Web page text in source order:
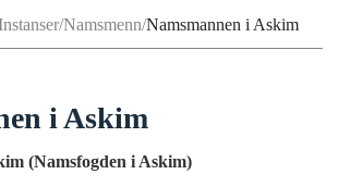
Namsmenn Namsmannen i Askim
i Askim
(Namsfogden i Askim)